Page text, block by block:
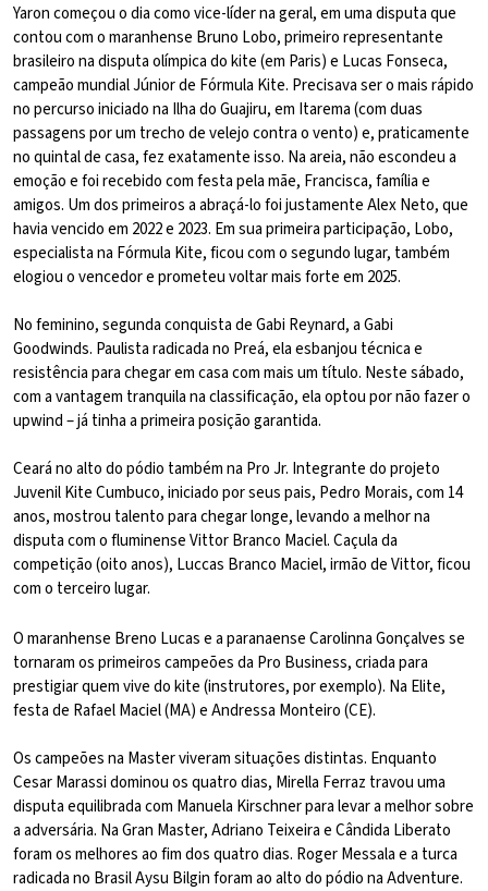
Yaron começou o dia como vice-líder na geral, em uma disputa que
contou com o maranhense Bruno Lobo, primeiro representante
brasileiro na disputa olímpica do kite (em Paris) e Lucas Fonseca,
campeão mundial Júnior de Fórmula Kite. Precisava ser o mais rápido
no percurso iniciado na Ilha do Guajiru, em Itarema (com duas
passagens por um trecho de velejo contra o vento) e, praticamente
no quintal de casa, fez exatamente isso. Na areia, não escondeu a
emoção e foi recebido com festa pela mãe, Francisca, família e
amigos. Um dos primeiros a abraçá-lo foi justamente Alex Neto, que
havia vencido em 2022 e 2023. Em sua primeira participação, Lobo,
especialista na Fórmula Kite, ficou com o segundo lugar, também
elogiou o vencedor e prometeu voltar mais forte em 2025.
No feminino, segunda conquista de Gabi Reynard, a Gabi
Goodwinds. Paulista radicada no Preá, ela esbanjou técnica e
resistência para chegar em casa com mais um título. Neste sábado,
com a vantagem tranquila na classificação, ela optou por não fazer o
upwind – já tinha a primeira posição garantida.
Ceará no alto do pódio também na Pro Jr. Integrante do projeto
Juvenil Kite Cumbuco, iniciado por seus pais, Pedro Morais, com 14
anos, mostrou talento para chegar longe, levando a melhor na
disputa com o fluminense Vittor Branco Maciel. Caçula da
competição (oito anos), Luccas Branco Maciel, irmão de Vittor, ficou
com o terceiro lugar.
O maranhense Breno Lucas e a paranaense Carolinna Gonçalves se
tornaram os primeiros campeões da Pro Business, criada para
prestigiar quem vive do kite (instrutores, por exemplo). Na Elite,
festa de Rafael Maciel (MA) e Andressa Monteiro (CE).
Os campeões na Master viveram situações distintas. Enquanto
Cesar Marassi dominou os quatro dias, Mirella Ferraz travou uma
disputa equilibrada com Manuela Kirschner para levar a melhor sobre
a adversária. Na Gran Master, Adriano Teixeira e Cândida Liberato
foram os melhores ao fim dos quatro dias. Roger Messala e a turca
radicada no Brasil Aysu Bilgin foram ao alto do pódio na Adventure.